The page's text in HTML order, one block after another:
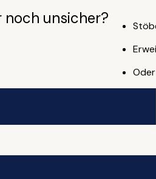
noch unsicher?
Oder